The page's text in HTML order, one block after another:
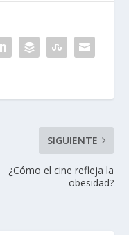
SIGUIENTE
¿Cómo el cine refleja la
obesidad?